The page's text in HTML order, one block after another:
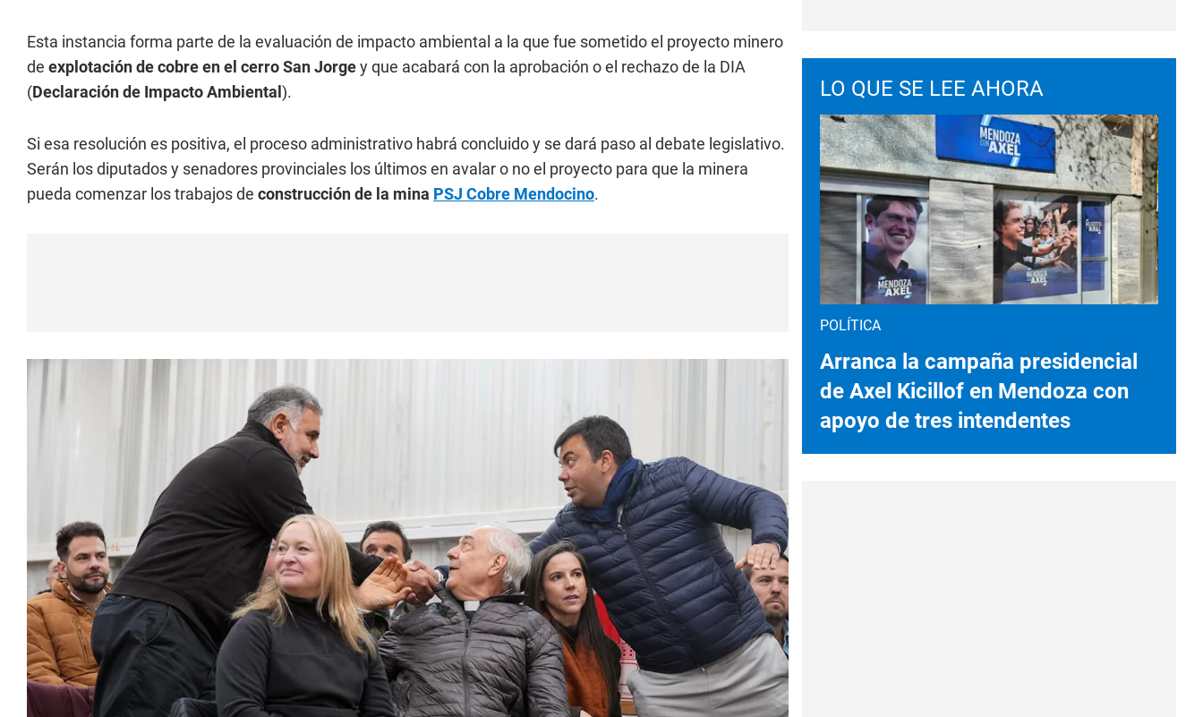
Esta instancia forma parte de la evaluación de impacto ambiental a la que fue sometido el proyecto minero
de explotación de cobre en el cerro San Jorgey que acabará con la aprobación o el rechazo de la DIA
(Declaración de Impacto Ambiental ).
Si esa resolución es positiva, el proceso administrativo habrá concluido y se dará paso al debate legislativo.
Serán los diputados y senadores provinciales los últimos en avalar o no el proyecto para que la minera
pueda comenzar los trabajos de construcción de la mina PSJ Cobre Mendocino.
LO QUE SE LEE AHORA
POLÍTICA
Arranca la campaña presidencial
de Axel Kicillof en Mendoza con
apoyo de tres intendentes